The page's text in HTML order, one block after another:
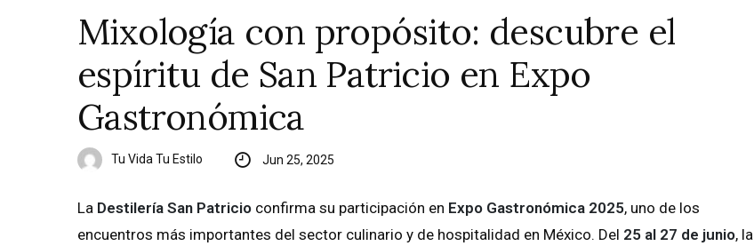
Mixología con propósito: descubre el
espíritu de San Patricio en Expo
Gastronómica
Tu Vida Tu Estilo Jun 25, 2025
La Destilería San Patricio confirma su participación en Expo Gastronómica 2025, uno de los
encuentros más importantes del sector culinario y de hospitalidad en México. Del 25 al 27 de junio, la